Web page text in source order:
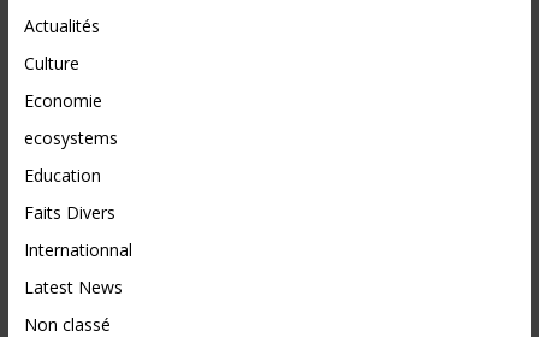
Actualités
Culture
Economie
ecosystems
Education
Faits Divers
Internationnal
Latest News
Non classé